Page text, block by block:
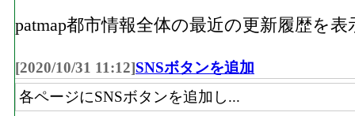
patmap都市情報全体の最近の更新履歴を表
[2020/10/31 11:12]SNSボタンを追加
各ページにSNSボタンを追加し...